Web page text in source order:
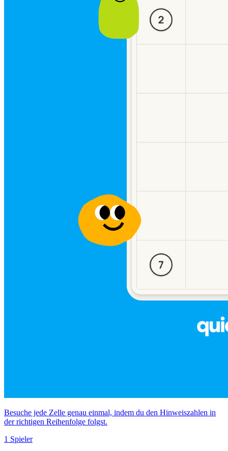
Besuche jede Zelle genau einmal, indem du den Hinweiszahlen in
der richtigen Reihenfolge folgst.
1 Spieler